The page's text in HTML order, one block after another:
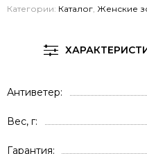
Категории: Каталог, Женские
Антиветер
Вес, г
Гарантия